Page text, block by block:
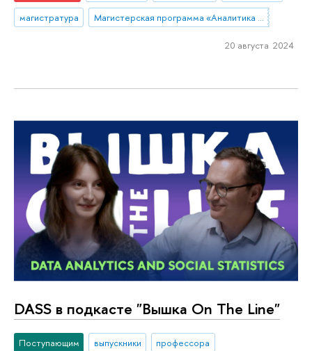
магистратура
Магистерская программа «Аналитика данных и прикладная статистика / Data Analytics and Social Statistics»
20 августа 2024
DASS в подкасте "Вышка On The Line"
Поступающим выпускники
профессора